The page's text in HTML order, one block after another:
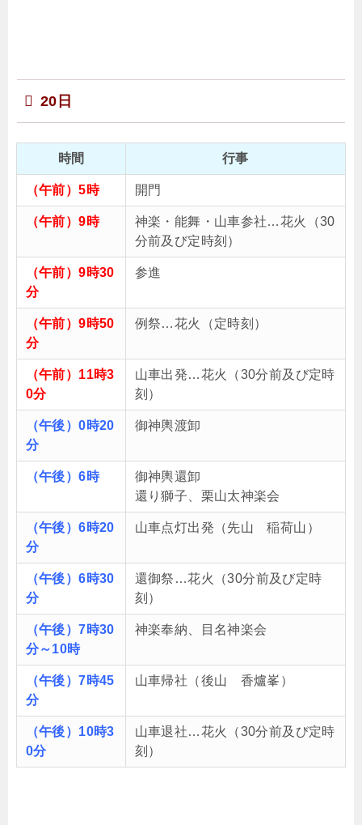
20日
時間 行事
（午前）5時 開門
（午前）9時
神楽・能舞・山車参社…花火（30
分前及び定時刻）
（午前）9時30
分
参進
（午前）9時50
分
例祭…花火（定時刻）
（午前）11時3
0分
山車出発…花火（30分前及び定時
刻）
（午後）0時20
分
御神輿渡卸
（午後）6時
御神輿還卸
還り獅子、栗山太神楽会
（午後）6時20
分
山車点灯出発（先山 稲荷山）
（午後）6時30
分
還御祭…花火（30分前及び定時
刻）
（午後）7時30
分～10時
神楽奉納、目名神楽会
（午後）7時45
分
山車帰社（後山 香爐峯）
（午後）10時3
0分
山車退社…花火（30分前及び定時
刻）